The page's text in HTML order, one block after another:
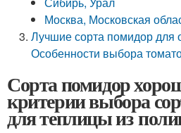
Москва, Московская
Лучшие сорта помидор для
Особенности выбора
Сорта помидор
критерии выбора
для теплицы из